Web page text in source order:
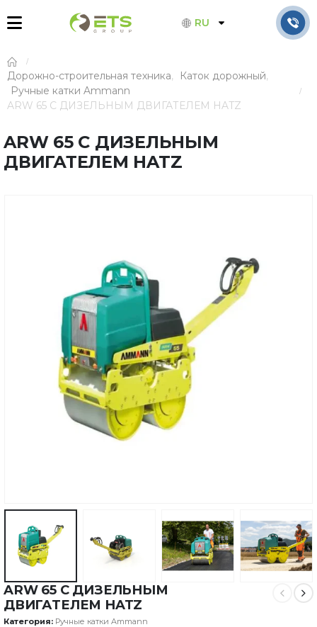
RU
Дорожно-строительная техника, Каток дорожный,
Ручные катки Ammann
ARW 65 С ДИЗЕЛЬНЫМ ДВИГАТЕЛЕМ HATZ
ARW 65 С ДИЗЕЛЬНЫМ
ДВИГАТЕЛЕМ HATZ
ARW 65 С ДИЗЕЛЬНЫМ
ДВИГАТЕЛЕМ HATZ
Категория: Ручные катки Ammann